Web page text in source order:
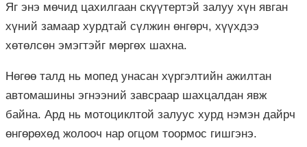
Яг энэ мөчид цахилгаан скүүтертэй залуу хүн явган
хүний замаар хурдтай сүлжин өнгөрч, хүүхдээ
хөтөлсөн эмэгтэйг мөргөх шахна.
Нөгөө талд нь мопед унасан хүргэлтийн ажилтан
автомашины эгнээний завсраар шахцалдан явж
байна. Ард нь мотоциклтой залуус хурд нэмэн дайрч
өнгөрөхөд жолооч нар огцом тоормос гишгэнэ.